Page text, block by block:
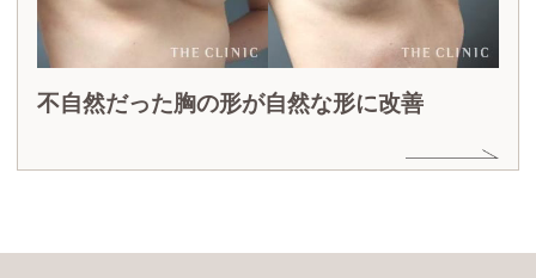
不自然だった胸の形が自然な形に改善